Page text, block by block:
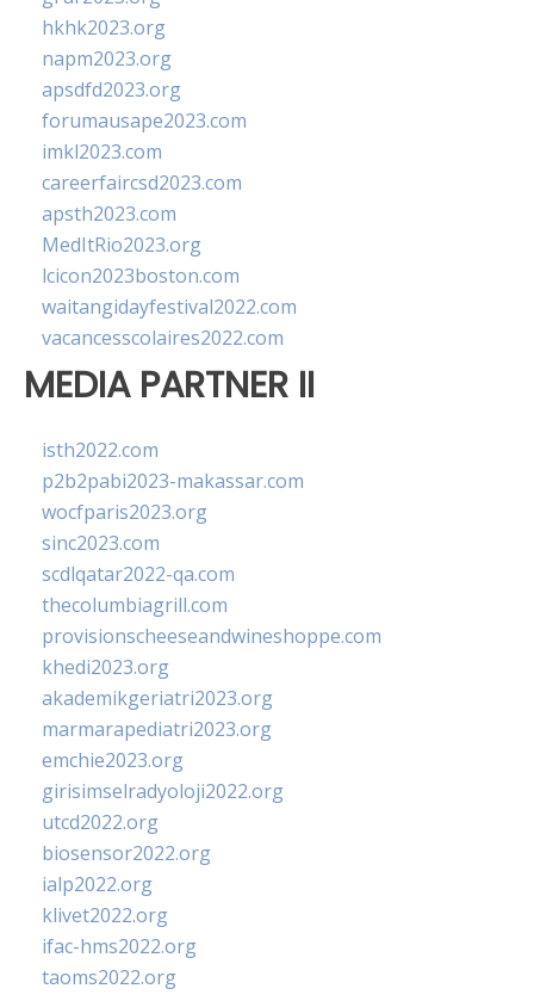
hkhk2023.org
napm2023.org
apsdfd2023.org
forumausape2023.com
imkl2023.com
careerfaircsd2023.com
apsth2023.com
MedItRio2023.org
lcicon2023boston.com
waitangidayfestival2022.com
vacancesscolaires2022.com
MEDIA PARTNER II
isth2022.com
p2b2pabi2023-makassar.com
wocfparis2023.org
sinc2023.com
scdlqatar2022-qa.com
thecolumbiagrill.com
provisionscheeseandwineshoppe.com
khedi2023.org
akademikgeriatri2023.org
marmarapediatri2023.org
emchie2023.org
girisimselradyoloji2022.org
utcd2022.org
biosensor2022.org
ialp2022.org
klivet2022.org
ifac-hms2022.org
taoms2022.org